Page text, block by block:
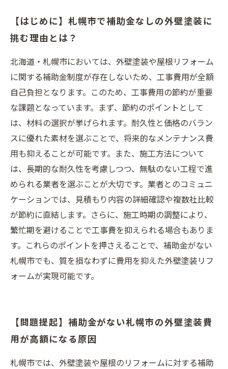
の見極め方と交渉のコツ
【成功例紹介】実際に補助金なしで外壁塗装費
用を節約した体験談
補助金がなくても安心！札幌市でできる外壁塗
装の節約テクニックまとめ
これで完璧！補助金ゼロの札幌市で外壁塗装リ
フォームを成功させる秘訣
【はじめに】札幌市で補助金なしの外壁塗装に
挑む理由とは？
北海道・札幌市においては、外壁塗装や屋根リフォーム
に関する補助金制度が存在しないため、工事費用が全額
自己負担となります。このため、工事費用の節約が重要
な課題となっています。まず、節約のポイントとして
は、材料の選択が挙げられます。耐久性と価格のバラン
スに優れた素材を選ぶことで、将来的なメンテナンス費
用も抑えることが可能です。また、施工方法について
は、長期的な耐久性を考慮しつつ、無駄のない工程で進
められる業者を選ぶことが大切です。業者とのコミュニ
ケーションでは、見積もり内容の詳細確認や複数社比較
が節約に直結します。さらに、施工時期の調整により、
繁忙期を避けることで工事費を抑えられる場合もありま
す。これらのポイントを押さえることで、補助金がない
札幌市でも、質を損なわずに費用を抑えた外壁塗装リフ
ォームが実現可能です。
【問題提起】補助金がない札幌市の外壁塗装費
用が高額になる原因
札幌市では、外壁塗装や屋根のリフォームに対する補助